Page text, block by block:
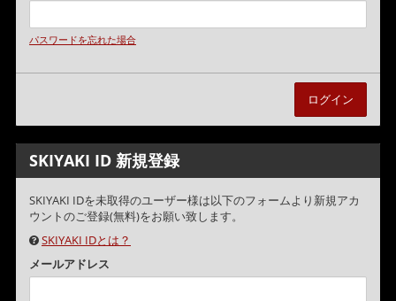
パスワードを忘れた場合
SKIYAKI ID 新規登録
SKIYAKI IDを未取得のユーザー様は以下のフォームより新規アカ
ウントのご登録(無料)をお願い致します。
SKIYAKI IDとは？
メールアドレス